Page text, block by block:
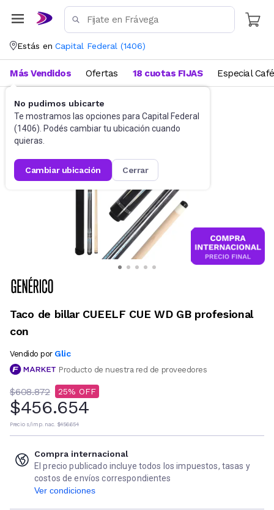
Estás en Capital Federal (1406)
No pudimos ubicarte
Te mostramos las opciones para Capital Federal
(1406). Podés cambiar tu ubicación cuando
quieras.
cambiar ubicación cerrar
Más Vendidos Ofertas 18 cuotas FIJAS Especial Café
Deportes y fitness
Taco de billar CUEELF CUE WD GB profesional
con
Vendido por Glic
Producto de nuestra red de proveedores
$608.872 25
$456.654
Precio s/imp. nac. $456.654
Compra internacional
El precio publicado incluye todos los impuestos, tasas y
costos de envíos correspondientes
Ver condiciones